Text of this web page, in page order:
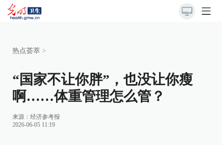
热点荟萃 >
“国家不让你胖”，也没让你瘦
啊……体重管理怎么管？
来源： 经济参考报
2026-06-05 11:19